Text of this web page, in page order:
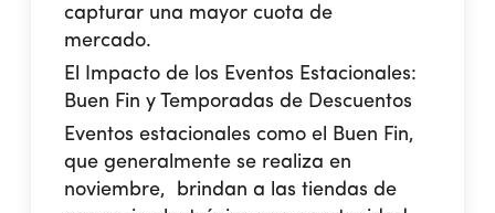
capturar una mayor cuota de
mercado.
El Impacto de los Eventos Estacionales:
Buen Fin y Temporadas de Descuentos
Eventos estacionales como el Buen Fin,
que generalmente se realiza en
noviembre, brindan a las tiendas de